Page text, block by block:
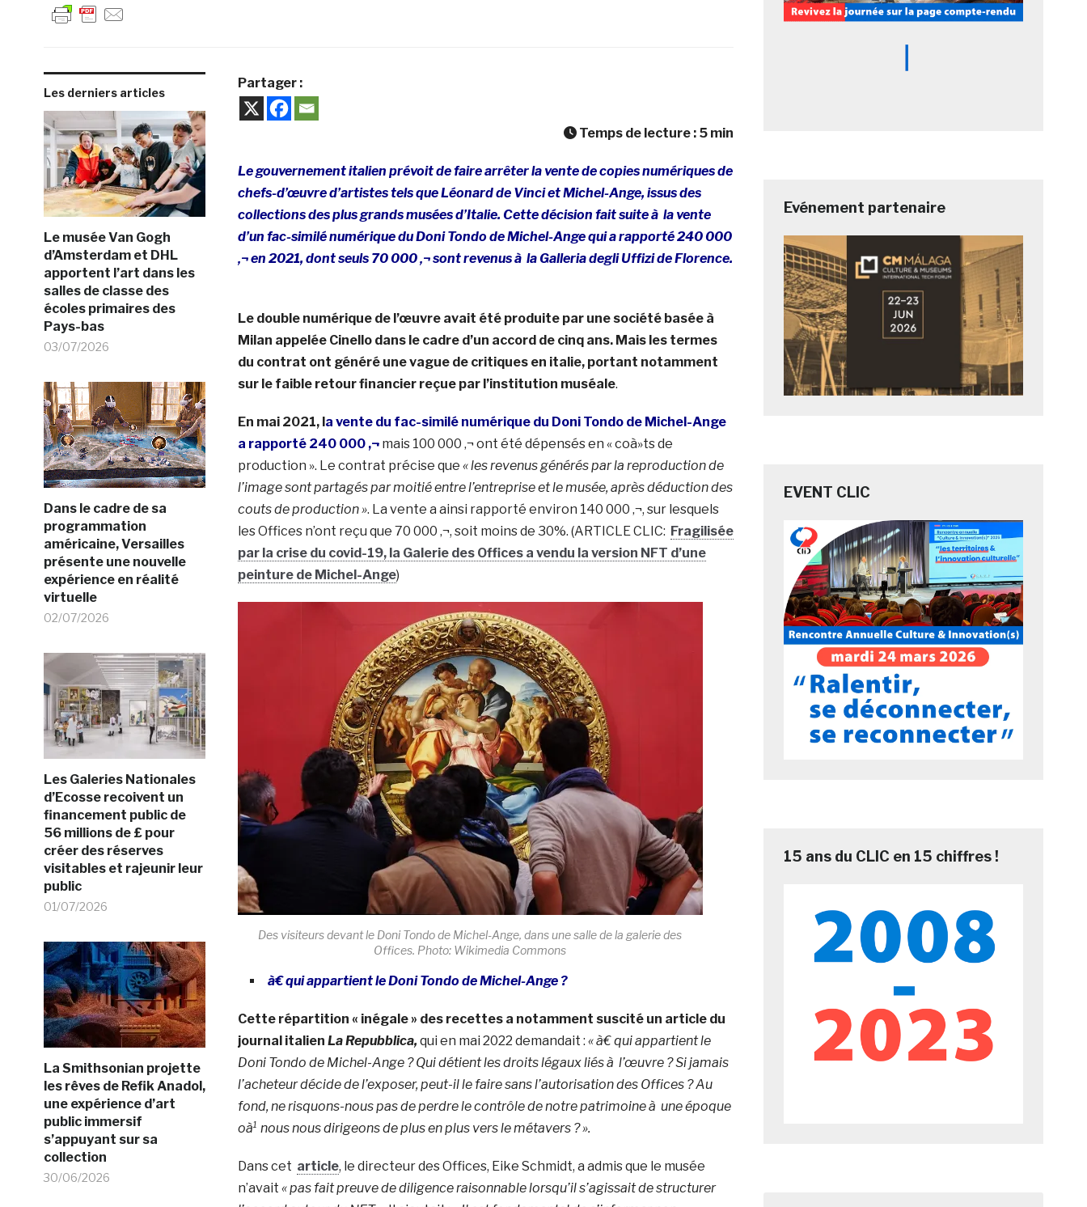
Les derniers articles
Le musée Van Gogh
d’Amsterdam et DHL
apportent l’art dans les
salles de classe des
écoles primaires des
Pays-bas
03/07/2026
Dans le cadre de sa
programmation
américaine, Versailles
présente une nouvelle
expérience en réalité
virtuelle
02/07/2026
Les Galeries Nationales
d’Ecosse recoivent un
financement public de
56 millions de £ pour
créer des réserves
visitables et rajeunir leur
public
01/07/2026
La Smithsonian projette
les rêves de Refik Anadol,
une expérience d’art
public immersif
s’appuyant sur sa
collection
30/06/2026
Partager :
Temps de lecture : 5 min
Le gouvernement italien prévoit de faire arrêter la vente de copies numériques de
chefs-d’œuvre d’artistes tels que Léonard de Vinci et Michel-Ange, issus des
collections des plus grands musées d’Italie. Cette décision fait suite à la vente
d’un fac-similé numérique du Doni Tondo de Michel-Ange qui a rapporté 240 000
‚¬ en 2021, dont seuls 70 000 ‚¬ sont revenus à la Galleria degli Uffizi de Florence.
Le double numérique de l’œuvre avait été produite par une société basée à
Milan appelée Cinello dans le cadre d’un accord de cinq ans. Mais les termes
du contrat ont généré une vague de critiques en italie, portant notamment
sur le faible retour financier reçue par l’institution muséale.
En mai 2021, la vente du fac-similé numérique du Doni Tondo de Michel-Ange
a rapporté 240 000 ‚¬mais 100 000 ‚¬ ont été dépensés en « coà»ts de
production ». Le contrat précise que « les revenus générés par la reproduction de
l’image sont partagés par moitié entre l’entreprise et le musée, après déduction des
couts de production ». La vente a ainsi rapporté environ 140 000 ‚¬, sur lesquels
les Offices n’ont reçu que 70 000 ‚¬, soit moins de 30%. (ARTICLE CLIC: Fragilisée
par la crise du covid-19, la Galerie des Offices a vendu la version NFT d’une
peinture de Michel-Ange)
Des visiteurs devant le Doni Tondo de Michel-Ange, dans une salle de la galerie des
Offices. Photo: Wikimedia Commons
à€ qui appartient le Doni Tondo de Michel-Ange ?
Cette répartition « inégale » des recettes a notamment suscité un article du
journal italien La Repubblica, qui en mai 2022 demandait : « à€ qui appartient le
Doni Tondo de Michel-Ange ? Qui détient les droits légaux liés à l’œuvre ? Si jamais
l’acheteur décide de l’exposer, peut-il le faire sans l’autorisation des Offices ? Au
fond, ne risquons-nous pas de perdre le contrôle de notre patrimoine à une époque
oà¹ nous nous dirigeons de plus en plus vers le métavers ? ».
Dans cet article, le directeur des Offices, Eike Schmidt, a admis que le musée
n’avait « pas fait preuve de diligence raisonnable lorsqu’il s’agissait de structurer
Evénement partenaire
EVENT CLIC
15 ans du CLIC en 15 chiffres !